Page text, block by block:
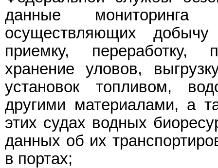
данные
осуществляющих
приемку, переработку,
хранение уловов,
установок топливом,
другими материалами, а
этих судах водных
данных об их
в портах;